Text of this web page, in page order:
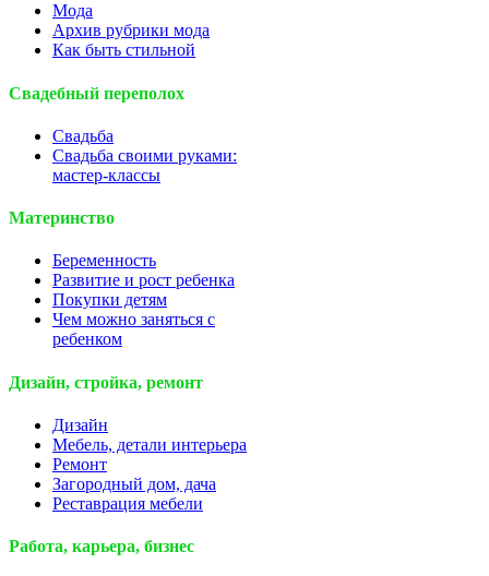
Мода
Архив рубрики мода
Как быть стильной
Свадебный переполох
Свадьба
Свадьба своими руками:
мастер-классы
Материнство
Беременность
Развитие и рост ребенка
Покупки детям
Чем можно заняться с
ребенком
Дизайн, стройка, ремонт
Дизайн
Мебель, детали интерьера
Ремонт
Загородный дом, дача
Реставрация мебели
Работа, карьера, бизнес